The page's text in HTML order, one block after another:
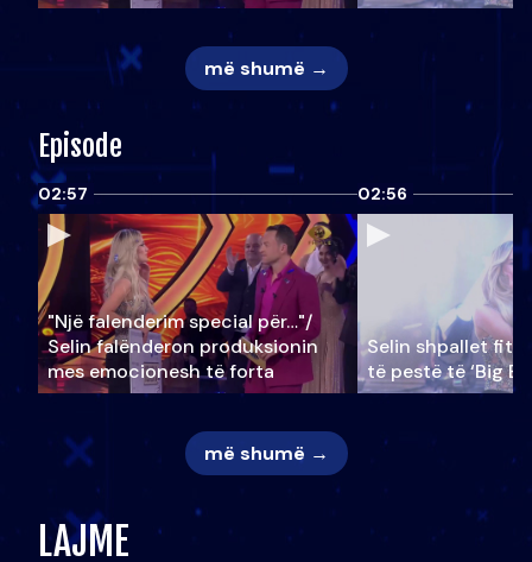
më shumë →
Episode
02:57
"Një falenderim special për…"/
Selin falënderon produksionin
mes emocionesh të forta
02:56
Selin shpallet
të pestë të ‘Big
më shumë →
LAJME